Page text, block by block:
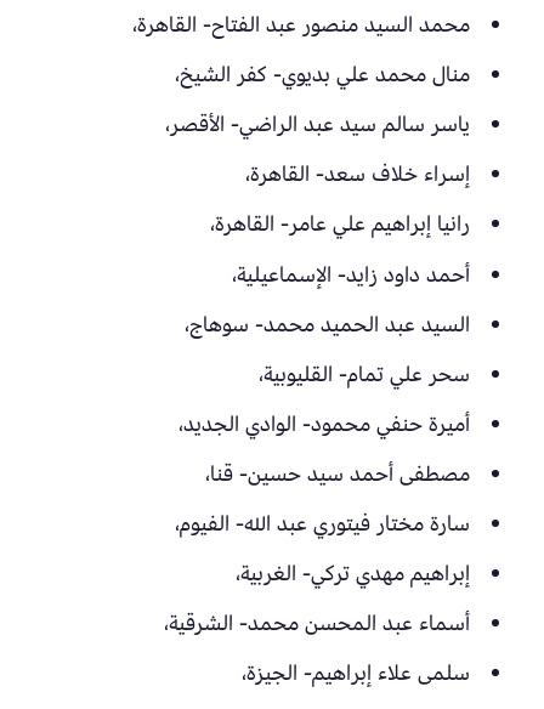
محمد السيد منصور عبد الفتاح- القاهرة،
منال محمد علي بديوي- كفر الشيخ،
ياسر سالم سيد عبد الراضي- الأقصر،
إسراء خلاف سعد- القاهرة،
رانيا إبراهيم علي عامر- القاهرة،
أحمد داود زايد- الإسماعيلية،
السيد عبد الحميد محمد- سوهاج،
سحر علي تمام- القليوبية،
أميرة حنفي محمود- الوادي الجديد،
مصطفى أحمد سيد حسين- قنا،
سارة مختار فيتوري عبد الله- الفيوم،
إبراهيم مهدي تركي- الغربية،
أسماء عبد المحسن محمد- الشرقية،
سلمى علاء إبراهيم- الجيزة،